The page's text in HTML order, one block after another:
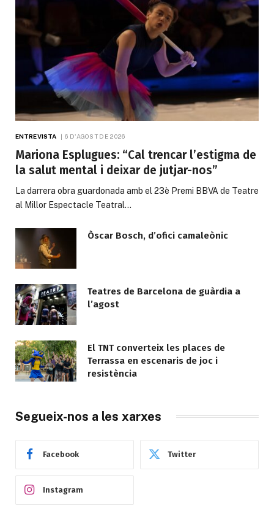
ENTREVISTA 6 D'AGOST DE 2026
Mariona Esplugues: “Cal trencar l’estigma de
la salut mental i deixar de jutjar-nos”
La darrera obra guardonada amb el 23è Premi BBVA de Teatre
al Millor Espectacle Teatral…
Òscar Bosch, d’ofici camaleònic
Teatres de Barcelona de guàrdia a
l’agost
El TNT converteix les places de
Terrassa en escenaris de joc i
resistència
Segueix-nos a les xarxes
Facebook Twitter
Instagram